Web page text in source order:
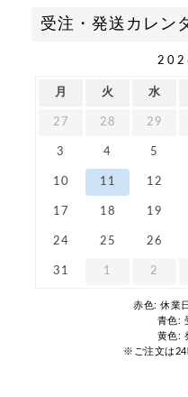
受注・発送カレン
月 火 水
27 28 29
3 4 5
10 11 12
17 18 19
24 25 26
31 1 2
赤色: 休業
青色:
黄色:
※ご注文は24